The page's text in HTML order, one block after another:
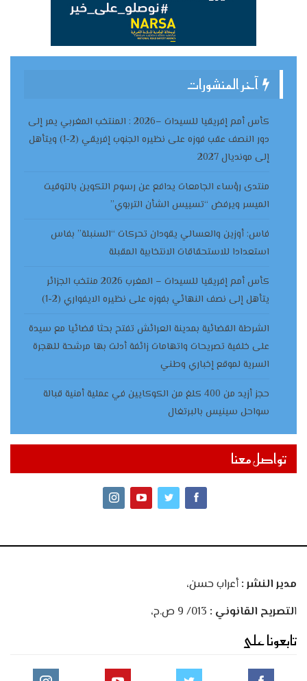
آخر المنشورات
كأس أمم إفريقيا للسيدات –2026 : المنتخب المغربي يمر إلى
دور النصف عقب فوزه على نظيره الجنوب إفريقي (2-1) ويتأهل
إلى مونديال 2027
منتدى رؤساء الجامعات يدافع عن رسوم التكوين بالتوقيت
الميسر ويرفض “تسييس الشأن التربوي”
فاس: أوزين والعسالي يقودان تحركات “السنبلة” بفاس
استعدادا للاستحقاقات الانتخابية المقبلة
كأس أمم إفريقيا للسيدات – المغرب 2026 منتخب الجزائر
يتأهل إلى نصف النهائي بفوزه على نظيره الايفواري (2-1)
الشرطة القضائية بمدينة العرائش تفتح بحثا قضائيا مع سيدة
على خلفية تصريحات واتهامات زائفة أدلت بها مرشحة للهجرة
السرية لموقع إخباري وطني
حجز أزيد من 400 كلغ من الكوكايين في عملية أمنية قبالة
سواحل سينيس بالبرتغال
تواصل معنا
مدير النشر :أعراب حسن،
التصريح القانوني :
تابعونا على